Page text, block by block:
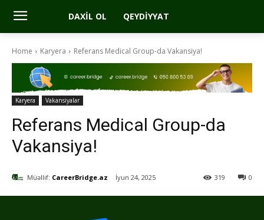
DAXIL OL QEYDIYYAT
Home Karyera Referans Medical Group-da Vakansiya!
Karyera Vakansiyalar
Referans Medical Group-da
Vakansiya!
Müəllif: CareerBridge.az İyun 24, 2025 0
319